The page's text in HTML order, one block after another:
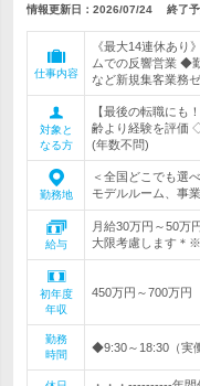
情報更新日：2026/07/24 終了予
仕事内容
《最大14連休あ
ムでの反響営業 ◆
など新規集客業務
対象と
なる方
【最後の転職に
齢より経験を評価
(年数不問)
勤務地
＜全国どこでも選
モデルルーム、事
給与
月給30万円～50万
大限考慮します＊
初年度
年収
450万円～700万円
勤務
時間
◆9:30～18:30（実